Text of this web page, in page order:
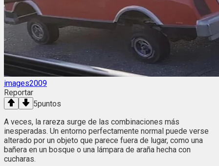
images2009
Reportar
5puntos
A veces, la rareza surge de las combinaciones más
inesperadas. Un entorno perfectamente normal puede verse
alterado por un objeto que parece fuera de lugar, como una
bañera en un bosque o una lámpara de araña hecha con
cucharas.